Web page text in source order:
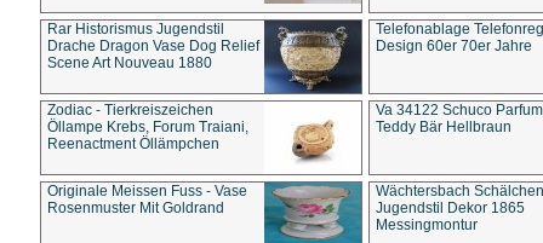
Rar Historismus Jugendstil
Drache Dragon Vase Dog Relief
Scene Art Nouveau 1880
Telefonablage
Design 60er 70er Jahre
Zodiac - Tierkreiszeichen
Öllampe Krebs, Forum Traiani,
Reenactment Öllämpchen
Va 34122 Schuco
Teddy Bär Hellbraun
Originale Meissen Fuss - Vase
Rosenmuster Mit Goldrand
Wächtersbach Schälchen
Jugendstil Dekor 1865
Messingmontur